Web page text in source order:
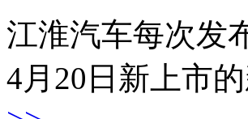
江淮汽车每次发
4月20日新上市